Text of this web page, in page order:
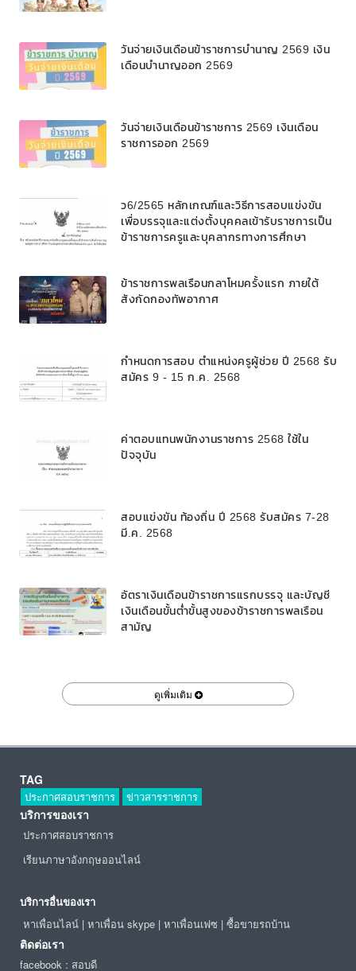
วันจ่ายเงินเดือนข้าราชการบํานาญ 2569 เงิน
เดือนบำนาญออก 2569
วันจ่ายเงินเดือนข้าราชการ 2569 เงินเดือน
ราชการออก 2569
ว6/2565 หลักเกณฑ์และวิธีการสอบแข่งขัน
เพื่อบรรจุและแต่งตั้งบุคคลเข้ารับราชการเป็น
ข้าราชการครูและบุคลากรทางการศึกษา
ราชวิทยาลัย สังกัดสำนักงานคณะกรรมการ
การศึกษาขั้นพื้นฐาน
ข้าราชการพลเรือนกลาโหมครั้งแรก ภายใต้
สังกัดกองทัพอากาศ
กำหนดการสอบ ตำแหน่งครูผู้ช่วย ปี 2568 รับ
สมัคร 9 - 15 ก.ค. 2568
ค่าตอบแทนพนักงานราชการ 2568 ใช้ใน
ปัจจุบัน
สอบแข่งขัน ท้องถิ่น ปี 2568 รับสมัคร 7-28
มี.ค. 2568
อัตราเงินเดือนข้าราชการแรกบรรจุ และบัญชี
เงินเดือนขั้นต่ำขั้นสูงของข้าราชการพลเรือน
สามัญ
ดูเพิ่มเติม
TAG
ประกาศสอบราชการ ข่าวสารราชการ
บริการของเรา
ประกาศสอบราชการ
เรียนภาษาอังกฤษออนไลน์
บริการอื่นของเรา
หาเพื่อนไลน์ | หาเพื่อน skype | หาเพื่อนเฟซ | ซื้อขายรถบ้าน
ติดต่อเรา
facebook : สอบดี